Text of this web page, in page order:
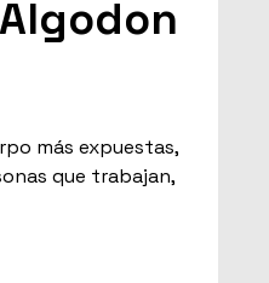
más expuestas,
que trabajan,